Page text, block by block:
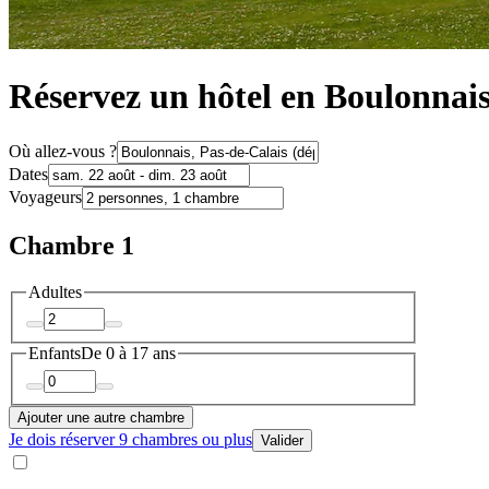
Réservez un hôtel en
Où allez-vous ?
Dates
Voyageurs
Chambre 1
Adultes
EnfantsDe 0 à 17 ans
Ajouter une autre chambre
Je dois réserver 9 chambres ou plus Valider